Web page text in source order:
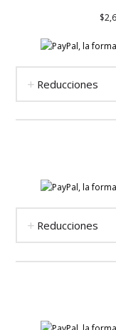
Reducciones
Reducciones